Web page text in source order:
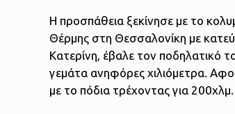
Η προσπάθεια ξεκίνησε με το
Θέρμης στη Θεσσαλονίκη με
Κατερίνη, έβαλε τον ποδηλατικό
γεμάτα ανηφόρες χιλιόμετρα.
με το πόδια τρέχοντας για